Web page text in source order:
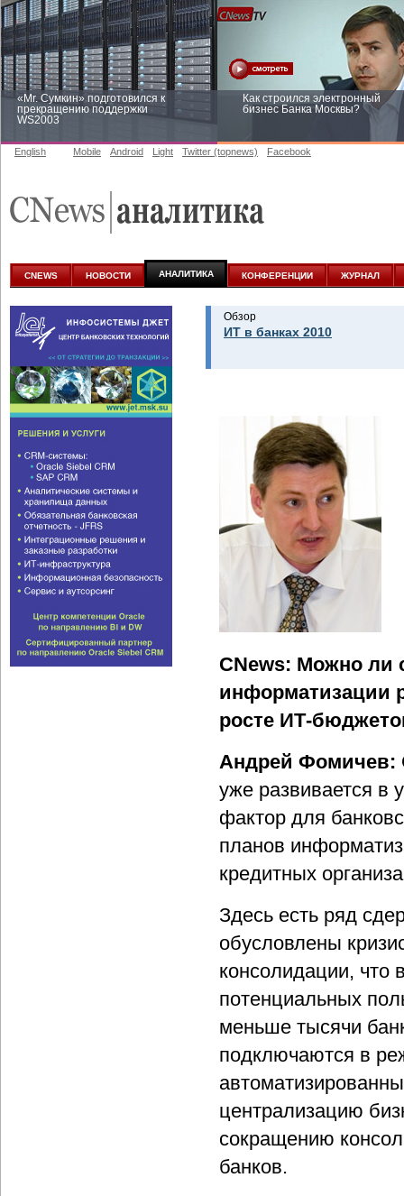
«Mr. Сумкин» подготовился к
прекращению поддержки
WS2003
Как строился электронный
бизнес Банка Москвы?
аналитике
English Mobile Android Light Twitter (topnews) Facebook
CNEWS НОВОСТИ АНАЛИТИКА КОНФЕРЕНЦИИ ЖУРНАЛ
Обзор
ИТ в банках 2010
CNews: Можно ли
информатизации
росте ИТ-
Андрей Фомичев:
уже развивается в
фактор для
планов
кредитных
Здесь есть ряд
обусловлены
консолидации, что
потенциальных
меньше тысячи
подключаются в
централизацию
сокращению
банков.